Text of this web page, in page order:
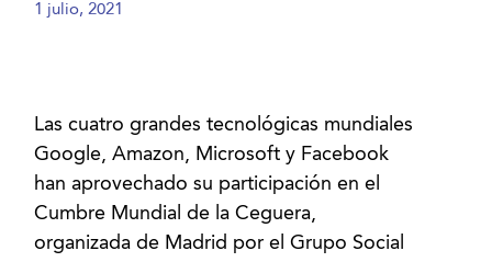
1 julio, 2021
Las cuatro grandes tecnológicas mundiales
Google, Amazon, Microsoft y Facebook
han aprovechado su participación en el
Cumbre Mundial de la Ceguera,
organizada de Madrid por el Grupo Social